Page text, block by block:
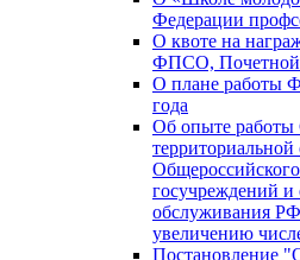
Федерации
О квоте на
ФПСО,
О плане работы
года
Об опыте работы
территориальной
госучреждений и
обслуживания
увеличению
Постановление